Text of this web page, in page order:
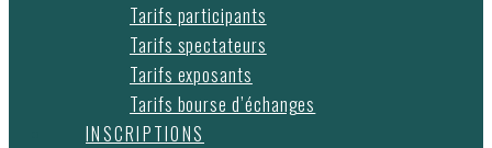
Tarifs participants
Tarifs spectateurs
Tarifs exposants
Tarifs bourse d’échanges
INSCRIPTIONS